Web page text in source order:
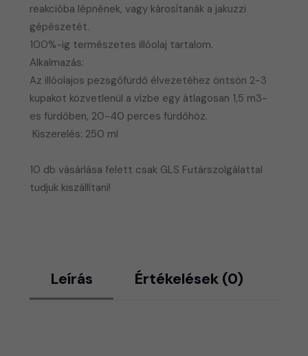
reakcióba lépnének, vagy károsítanák a jakuzzi
gépészetét.
100%-ig természetes illóolaj tartalom.
Alkalmazás:
Az illóolajos pezsgőfürdő élvezetéhez öntsön 2-3
kupakot közvetlenül a vízbe egy átlagosan 1,5 m3-
es fürdőben, 20-40 perces fürdőhöz.
Kiszerelés: 250 ml
​10 db vásárlása felett csak GLS Futárszolgálattal
tudjuk kiszállítani!
Leírás Értékelések (0)